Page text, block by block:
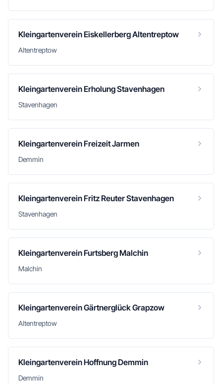
Kleingartenverein Eiskellerberg Altentreptow
Altentreptow
Kleingartenverein Erholung Stavenhagen
Stavenhagen
Kleingartenverein Freizeit Jarmen
Demmin
Kleingartenverein Fritz Reuter Stavenhagen
Stavenhagen
Kleingartenverein Furtsberg Malchin
Malchin
Kleingartenverein Gärtnerglück Grapzow
Altentreptow
Kleingartenverein Hoffnung Demmin
Demmin